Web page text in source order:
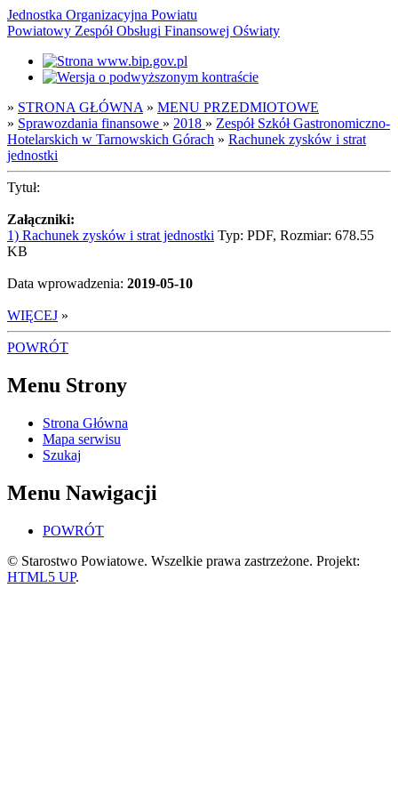
Jednostka Organizacyjna Powiatu
Powiatowy Zespół Obsługi Finansowej Oświaty
» STRONA GŁÓWNA » MENU PRZEDMIOTOWE
» Sprawozdania finansowe » 2018 » Zespół Szkół Gastronomiczno-
Hotelarskich w Tarnowskich Górach » Rachunek zysków i strat
jednostki
Tytuł:
Załączniki:
1) Rachunek zysków i strat jednostki Typ: PDF, Rozmiar: 678.55
KB
Data wprowadzenia: 2019-05-10
WIĘCEJ »
POWRÓT
Menu Strony
Strona Główna
Mapa serwisu
Szukaj
Menu Nawigacji
POWRÓT
© Starostwo Powiatowe. Wszelkie prawa zastrzeżone. Projekt:
HTML5 UP.